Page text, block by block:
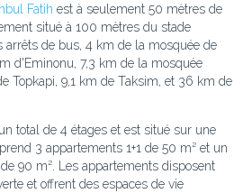
Fatih est à seulement 50 mètres de
situé à 100 mètres du stade
arrêts de bus, 4 km de la mosquée de
d'Eminonu, 7,3 km de la mosquée
Topkapi, 9,1 km de Taksim, et 36 km de
total de 4 étages et est situé sur une
3 appartements 1+1 de 50 m² et un
90 m². Les appartements disposent
et offrent des espaces de vie